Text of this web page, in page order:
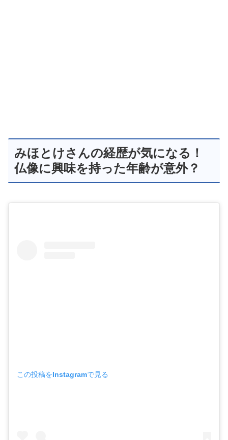
みほとけさんの経歴が気になる！
仏像に興味を持った年齢が意外？
この投稿をInstagramで見る